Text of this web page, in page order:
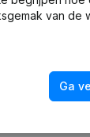
opgericht?
van de
Ga